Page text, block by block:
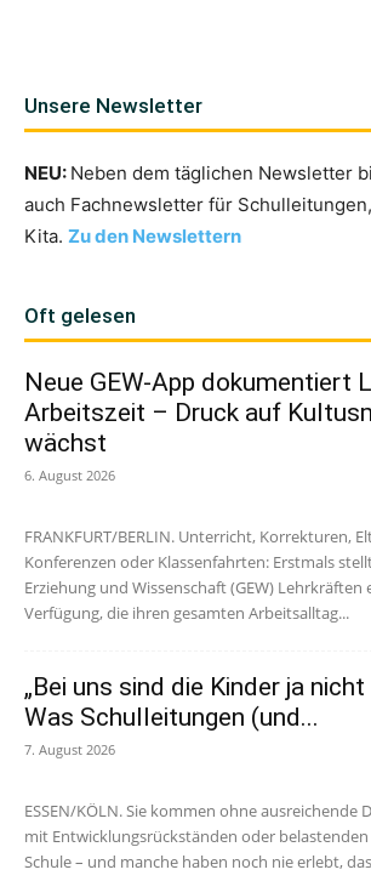
Unsere Newsletter
NEU: Neben dem täglichen Newsletter
auch Fachnewsletter für
Kita. Zu den Newslettern
Oft gelesen
Neue GEW-App dokumentiert
Arbeitszeit – Druck auf
wächst
6. August 2026
FRANKFURT/BERLIN. Unterricht, Korrekturen,
Konferenzen oder Klassenfahrten: Erstmals
Erziehung und Wissenschaft (GEW) Lehrkräften
Verfügung, die ihren gesamten Arbeitsalltag...
„Bei uns sind die Kinder ja nicht
Was Schulleitungen (und...
7. August 2026
ESSEN/KÖLN. Sie kommen ohne ausreichende
mit Entwicklungsrückständen oder
Schule – und manche haben noch nie erlebt,